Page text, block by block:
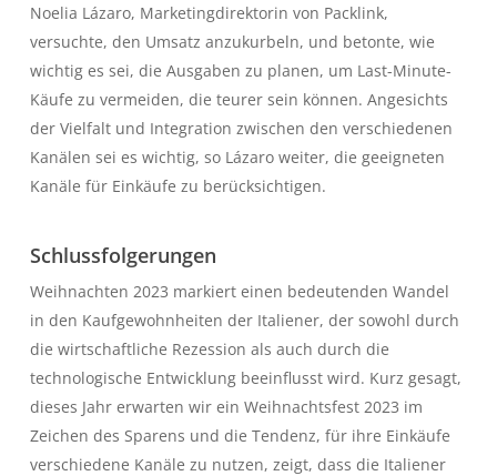
Noelia Lázaro, Marketingdirektorin von Packlink,
versuchte, den Umsatz anzukurbeln, und betonte, wie
wichtig es sei, die Ausgaben zu planen, um Last-Minute-
Käufe zu vermeiden, die teurer sein können. Angesichts
der Vielfalt und Integration zwischen den verschiedenen
Kanälen sei es wichtig, so Lázaro weiter, die geeigneten
Kanäle für Einkäufe zu berücksichtigen.
Schlussfolgerungen
Weihnachten 2023 markiert einen bedeutenden Wandel
in den Kaufgewohnheiten der Italiener, der sowohl durch
die wirtschaftliche Rezession als auch durch die
technologische Entwicklung beeinflusst wird. Kurz gesagt,
dieses Jahr erwarten wir ein Weihnachtsfest 2023 im
Zeichen des Sparens und die Tendenz, für ihre Einkäufe
verschiedene Kanäle zu nutzen, zeigt, dass die Italiener